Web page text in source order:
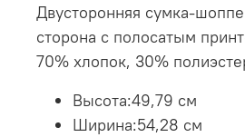
Двусторонняя сумка-
сторона с полосатым
70% хлопок, 30%
Высота:49,79 см
Ширина:54,28 см